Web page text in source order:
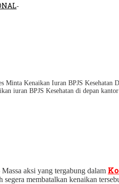
-
iuran BPJS Kesehatan di depan
Massa aksi yang tergabung dalam
segera membatalkan kenaikan